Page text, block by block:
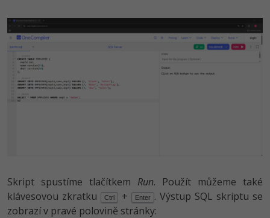
Skript spustíme tlačítkem Run. Použít můžeme také
klávesovou zkratku
Ctrl + Enter . Výstup SQL skriptu se
zobrazí v pravé polovině stránky: